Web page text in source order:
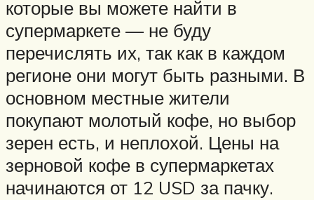
которые вы можете найти в
супермаркете — не буду
перечислять их, так как в каждом
регионе они могут быть разными. В
основном местные жители
покупают молотый кофе, но выбор
зерен есть, и неплохой. Цены на
зерновой кофе в супермаркетах
начинаются от 12 USD за пачку.